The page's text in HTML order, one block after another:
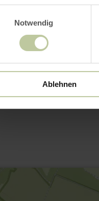
Notwendig
Ablehnen